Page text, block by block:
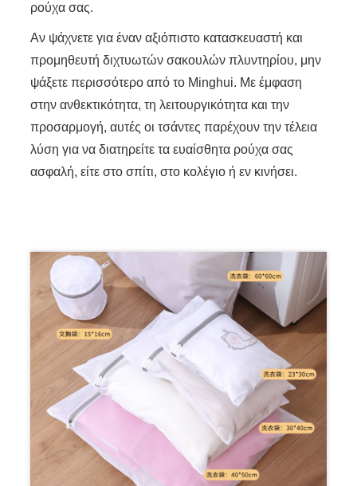
ρούχα σας.
Αν ψάχνετε για έναν αξιόπιστο κατασκευαστή και
προμηθευτή διχτυωτών σακουλών πλυντηρίου, μην
ψάξετε περισσότερο από το Minghui. Με έμφαση
στην ανθεκτικότητα, τη λειτουργικότητα και την
προσαρμογή, αυτές οι τσάντες παρέχουν την τέλεια
λύση για να διατηρείτε τα ευαίσθητα ρούχα σας
ασφαλή, είτε στο σπίτι, στο κολέγιο ή εν κινήσει.